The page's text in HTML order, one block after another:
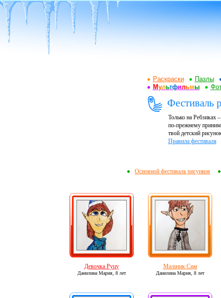
Раскраски
Пазлы
Мультфильмы
Фестиваль
Только на Ребзиках
по-прежнему
твой детский
Правила фестиваля
Основной фестиваль рисунков
Девочка Руцу
Данилина Мария, 8 лет
Мальчик Сим
Данилина Мария, 8 лет